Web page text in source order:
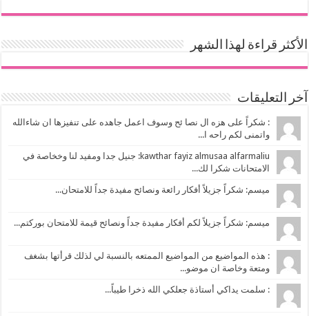
الأكثر قراءة لهذا الشهر
آخر التعليقات
: شكراً على هزه ال نصا ئح وسوف اعمل جاهده على تنفيزها ان شاءالله
واتمنى لكم راحه ا...
kawthar fayiz almusaa alfarmaliu: جنيل جدا ومفيد لنا وخخاصة في
الامتحانات شكرا لك...
ميسم: شكراً جزيلاً أفكار رائعة ونصائح مفيدة جداً للامتحان...
ميسم: شكراً جزيلاً لكم أفكار مفيدة جداً ونصائح قيمة للامتحان بوركتم...
: هذه المواضيع من المواضيع الممتعه بالنسبة لي لذلك قرأتها بشغف
ومتعة وخاصة ان موضو...
: سلمت يداكي أستاذة جعلكي الله ذخرا طيباً...